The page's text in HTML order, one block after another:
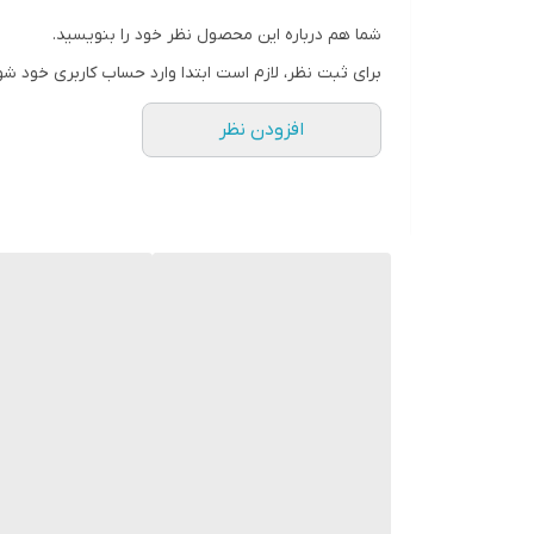
شما هم درباره این محصول نظر خود را بنویسید.
برای ثبت نظر، لازم است ابتدا وارد حساب کاربری خود
افزودن نظر